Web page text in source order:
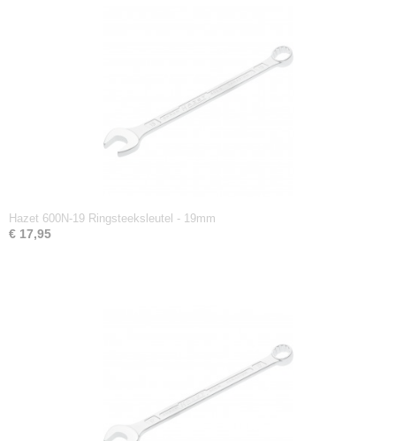
Hazet 600N-19 Ringsteeksleutel - 19mm
€ 17,95